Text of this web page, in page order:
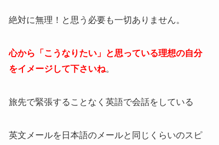
絶対に無理！と思う必要も一切ありません。
心から「こうなりたい」と思っている理想の自分
をイメージして下さいね。
旅先で緊張することなく英語で会話をしている
英文メールを日本語のメールと同じくらいのスピ